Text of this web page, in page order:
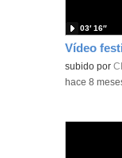
subido por
03′ 16″
-hace 8